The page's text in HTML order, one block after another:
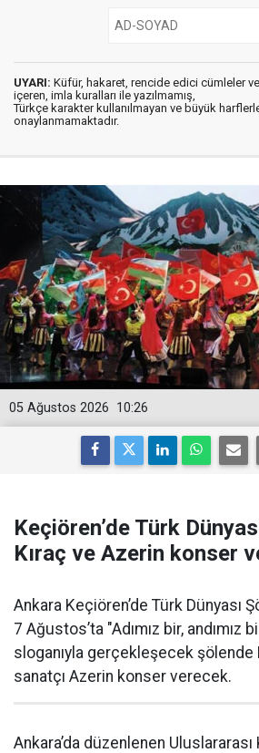
UYARI: Küfür, hakaret, rencide edici cümleler
içeren, imla kuralları ile yazılmamış,
Türkçe karakter kullanılmayan ve büyük
onaylanmamaktadır.
10:26
05 Ağustos 2026
Keçiören’de Türk
Kıraç ve Azerin konser
Ankara Keçiören’de Türk Dünyası
7 Ağustos’ta "Adımız bir, andımız
sloganıyla gerçekleşecek şölende
sanatçı Azerin konser verecek.
Ankara’da düzenlenen